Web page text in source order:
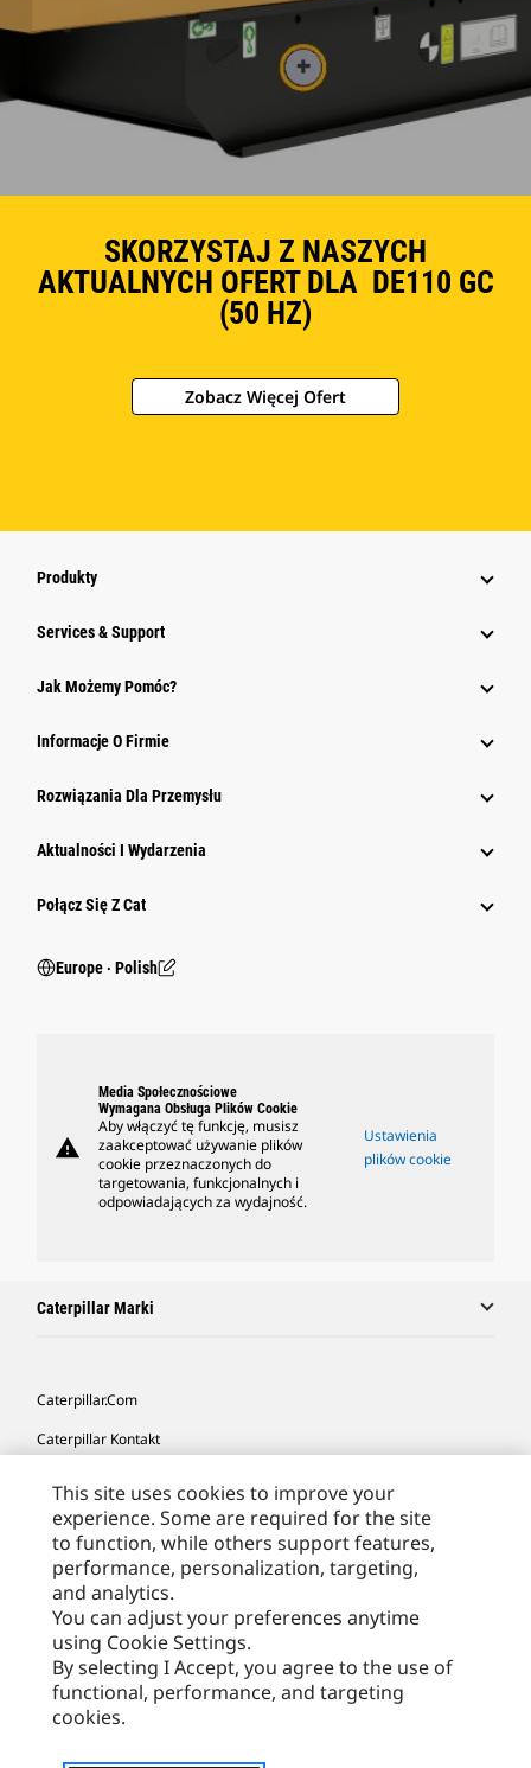
SKORZYSTAJ Z NASZYCH
AKTUALNYCH OFERT DLA DE110 GC
(50 HZ)
Zobacz Więcej Ofert
Produkty
Services & Support
Jak Możemy Pomóc?
Informacje O Firmie
Rozwiązania Dla Przemysłu
Aktualności I Wydarzenia
Połącz Się Z Cat
Europe ‧ Polish
warning
Media Społecznościowe
Wymagana Obsługa Plików Cookie
Aby włączyć tę funkcję, musisz
zaakceptować używanie plików
cookie przeznaczonych do
targetowania, funkcjonalnych i
odpowiadających za wydajność.
Ustawienia
plików cookie
Caterpillar Marki
Caterpillar.com
Caterpillar Kontakt
Moje Preferencje Marketingowe
Site Map
Cookie Settings
Legal
Privacy
This site uses cookies to improve your
experience. Some are required for the site
to function, while others support features,
performance, personalization, targeting,
and analytics.
You can adjust your preferences anytime
using Cookie Settings.
By selecting I Accept, you agree to the use of
functional, performance, and targeting
cookies.